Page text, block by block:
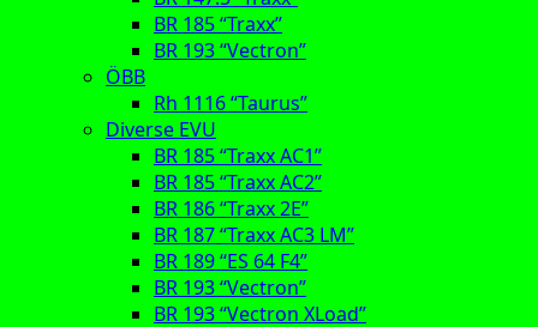
BR 185 “Traxx”
BR 193 “Vectron”
ÖBB
Rh 1116 “Taurus”
Diverse EVU
BR 185 “Traxx AC1”
BR 185 “Traxx AC2”
BR 186 “Traxx 2E”
BR 187 “Traxx AC3 LM”
BR 189 “ES 64 F4”
BR 193 “Vectron”
BR 193 “Vectron XLoad”